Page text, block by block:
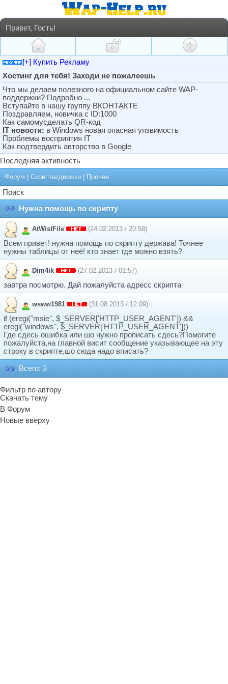
Привет, Гость!
[+] Купить Рекламу
Хостинг для тебя! Заходи не пожалеешь
Что мы делаем полезного на официальном сайте WAP-
поддержки? Подробно ...
Вступайте в нашу группу ВКОНТАКТЕ
Поздравляем, новичка с ID:1000
Как самомусделать QR-код
IT новости: в Windows новая опасная уязвимость
Проблемы восприятия IT
Как подтвердить авторство в Google
Последняя активность
Форум Скрипты/движки Прочее
Поиск
Нужна помощь по скрипту
AtWistFile (24.02.2013 / 20:58)
Всем привет! нужна помощь по скрипту держава! Точнее
нужны таблицы от неё! кто знает где можно взять?
Dim4ik (27.02.2013 / 01:57)
завтра посмотрю. Дай пожалуйста адресс скрипта
wsww1981 (31.08.2013 / 12:09)
if (eregi("msie", $_SERVER['HTTP_USER_AGENT']) &&
eregi("windows", $_SERVER['HTTP_USER_AGENT']))
Где сдесь ошибка или шо нужно прописать сдесь?Помогите
пожалуйста,на главной висит сообщение указывающее на эту
строку в скрипте,шо сюда надо вписать?
Всего: 3
Фильтр по автору
Скачать тему
В Форум
Новые вверху